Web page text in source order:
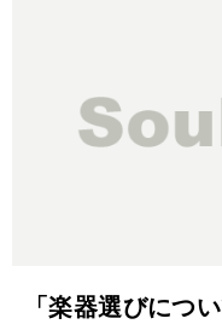
「楽器選びにつ